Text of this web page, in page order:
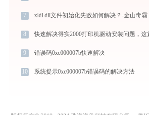
7 xldl.dll文件初始化失败如何解决？-金山毒霸
8
9 错误码0xc000007b快速解决
10 系统提示0xc000007b错误码的解决方法